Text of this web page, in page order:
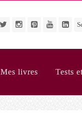
Mes livres Tests